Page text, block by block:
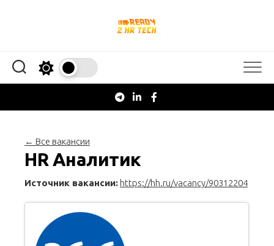
← Все вакансии
HR Аналитик
Источник вакансии: https://hh.ru/vacancy/90312204